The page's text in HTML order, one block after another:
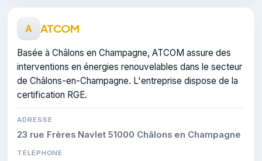
A ATCOM
Basée à Châlons en Champagne, ATCOM assure des
interventions en énergies renouvelables dans le secteur
de Châlons-en-Champagne. L'entreprise dispose de la
certification RGE.
ADRESSE
23 rue Frères Navlet 51000 Châlons en Champagne
TÉLÉPHONE